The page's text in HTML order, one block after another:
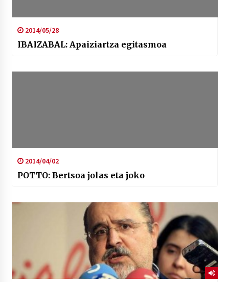
2014/05/28
IBAIZABAL: Apaiziartza egitasmoa
2014/04/02
POTTO: Bertsoa jolas eta joko